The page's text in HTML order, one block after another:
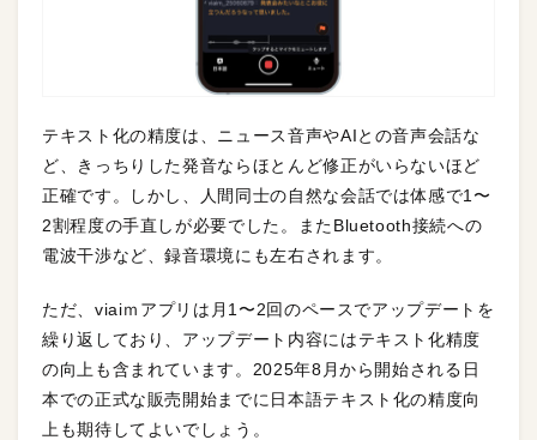
テキスト化の精度は、ニュース音声やAIとの音声会話な
ど、きっちりした発音ならほとんど修正がいらないほど
正確です。しかし、人間同士の自然な会話では体感で1〜
2割程度の手直しが必要でした。またBluetooth接続への
電波干渉など、録音環境にも左右されます。
ただ、viaiｍアプリは月1〜2回のペースでアップデートを
繰り返しており、アップデート内容にはテキスト化精度
の向上も含まれています。2025年8月から開始される日
本での正式な販売開始までに日本語テキスト化の精度向
上も期待してよいでしょう。